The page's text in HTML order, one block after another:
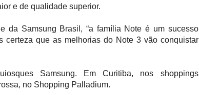
e de qualidade superior.
da Samsung Brasil, “a família Note é um sucesso
certeza que as melhorias do Note 3 vão conquistar
Samsung. Em Curitiba, nos shoppings
no Shopping Palladium.